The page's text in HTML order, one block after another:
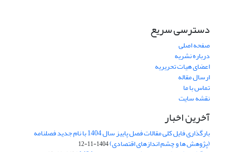
دسترسی سریع
صفحه اصلی
درباره نشریه
اعضای هیات تحریریه
ارسال مقاله
تماس با ما
نقشه سایت
آخرین اخبار
بارگذاری فایل کلی مقالات فصل پاییز سال 1404 با نام جدید فصلنامه
(پژوهش ها و چشم اندازهای اقتصادی)1404-11-12